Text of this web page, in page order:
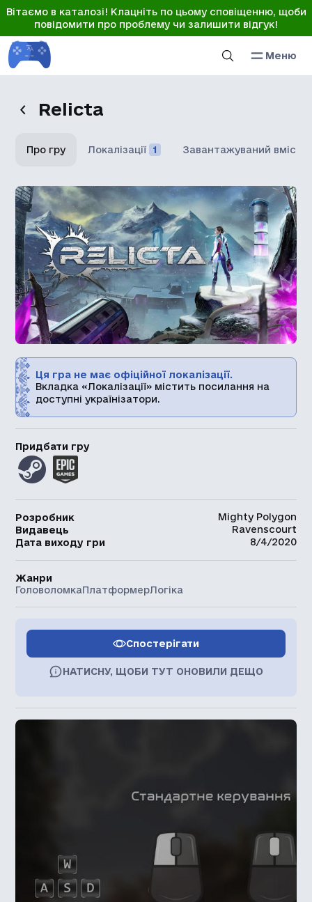
Вітаємо в каталозі! Клацніть по цьому сповіщенню, щоби
повідомити про проблему чи залишити відгук!
Меню
Relicta
Про гру Локалізації 1 Завантажуваний вміст
Ця гра не має офіційної локалізації.
Вкладка «Локалізації» містить посилання на
доступні українізатори.
Придбати гру
Розробник
Mighty Polygon
Видавець
Ravenscourt
Дата виходу гри
8/4/2020
Жанри
ГоловоломкаПлатформерЛогіка
Спостерігати
НАТИСНУ, ЩОБИ ТУТ ОНОВИЛИ ДЕЩО